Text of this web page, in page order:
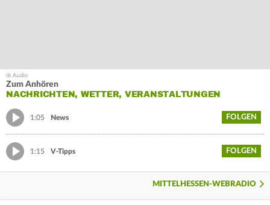
Zum Anhören
NACHRICHTEN, WETTER, VERANSTALTUNGEN
1:05 News FOLGEN
1:15 V-Tipps FOLGEN
MITTELHESSEN-WEBRADIO